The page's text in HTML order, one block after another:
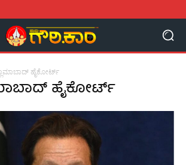
ಹೈಕೋರ್ಟ್
ಹೈಕೋರ್ಟ್